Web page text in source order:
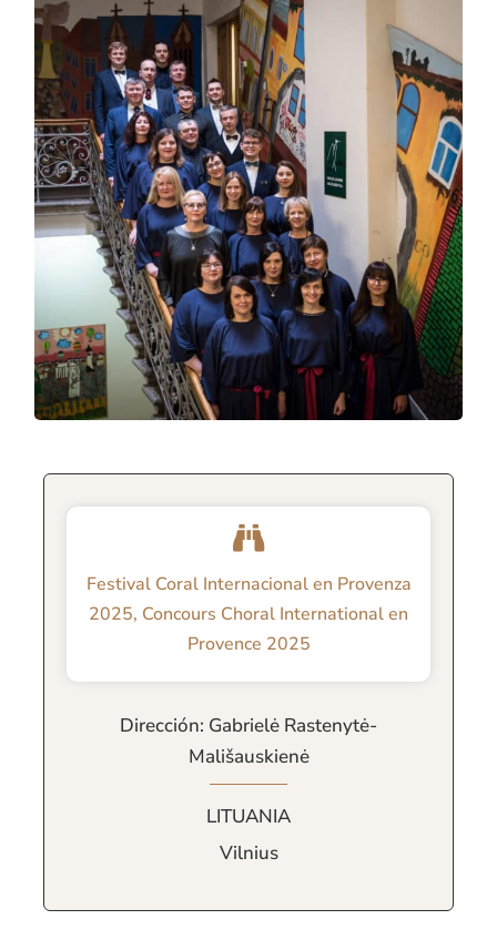
Festival Coral Internacional en Provenza
2025, Concours Choral International en
Provence 2025
Dirección: Gabrielė Rastenytė-
Mališauskienė
LITUANIA
Vilnius